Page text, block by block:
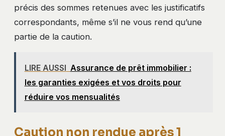
précis des sommes retenues avec les justificatifs
correspondants, même s’il ne vous rend qu’une
partie de la caution.
LIRE AUSSI Assurance de prêt immobilier :
les garanties exigées et vos droits pour
réduire vos mensualités
Caution non rendue après 1